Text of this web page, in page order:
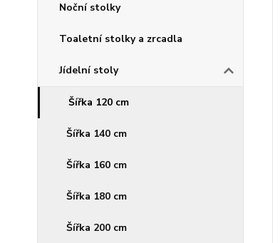
Noční stolky
Toaletní stolky a zrcadla
Jídelní stoly
Šířka 120 cm
Šířka 140 cm
Šířka 160 cm
Šířka 180 cm
Šířka 200 cm